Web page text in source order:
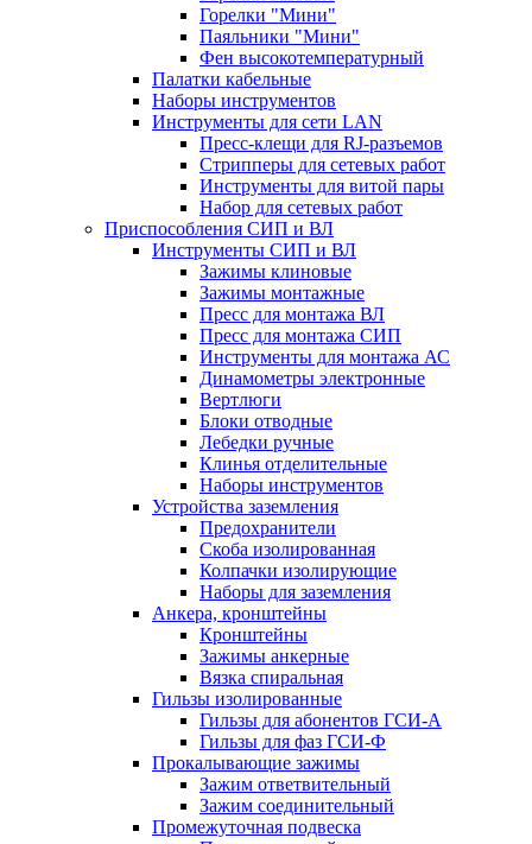
Горелки "Мини"
Паяльники "Мини"
Фен высокотемпературный
Палатки кабельные
Наборы инструментов
Инструменты для сети LAN
Пресс-клещи для RJ-разъемов
Стрипперы для сетевых работ
Инструменты для витой пары
Набор для сетевых работ
Приспособления СИП и ВЛ
Инструменты СИП и ВЛ
Зажимы клиновые
Зажимы монтажные
Пресс для монтажа ВЛ
Пресс для монтажа СИП
Инструменты для монтажа АС
Динамометры электронные
Вертлюги
Блоки отводные
Лебедки ручные
Клинья отделительные
Наборы инструментов
Устройства заземления
Предохранители
Скоба изолированная
Колпачки изолирующие
Наборы для заземления
Анкера, кронштейны
Кронштейны
Зажимы анкерные
Вязка спиральная
Гильзы изолированные
Гильзы для абонентов ГСИ-А
Гильзы для фаз ГСИ-Ф
Прокалывающие зажимы
Зажим ответвительный
Зажим соединительный
Промежуточная подвеска